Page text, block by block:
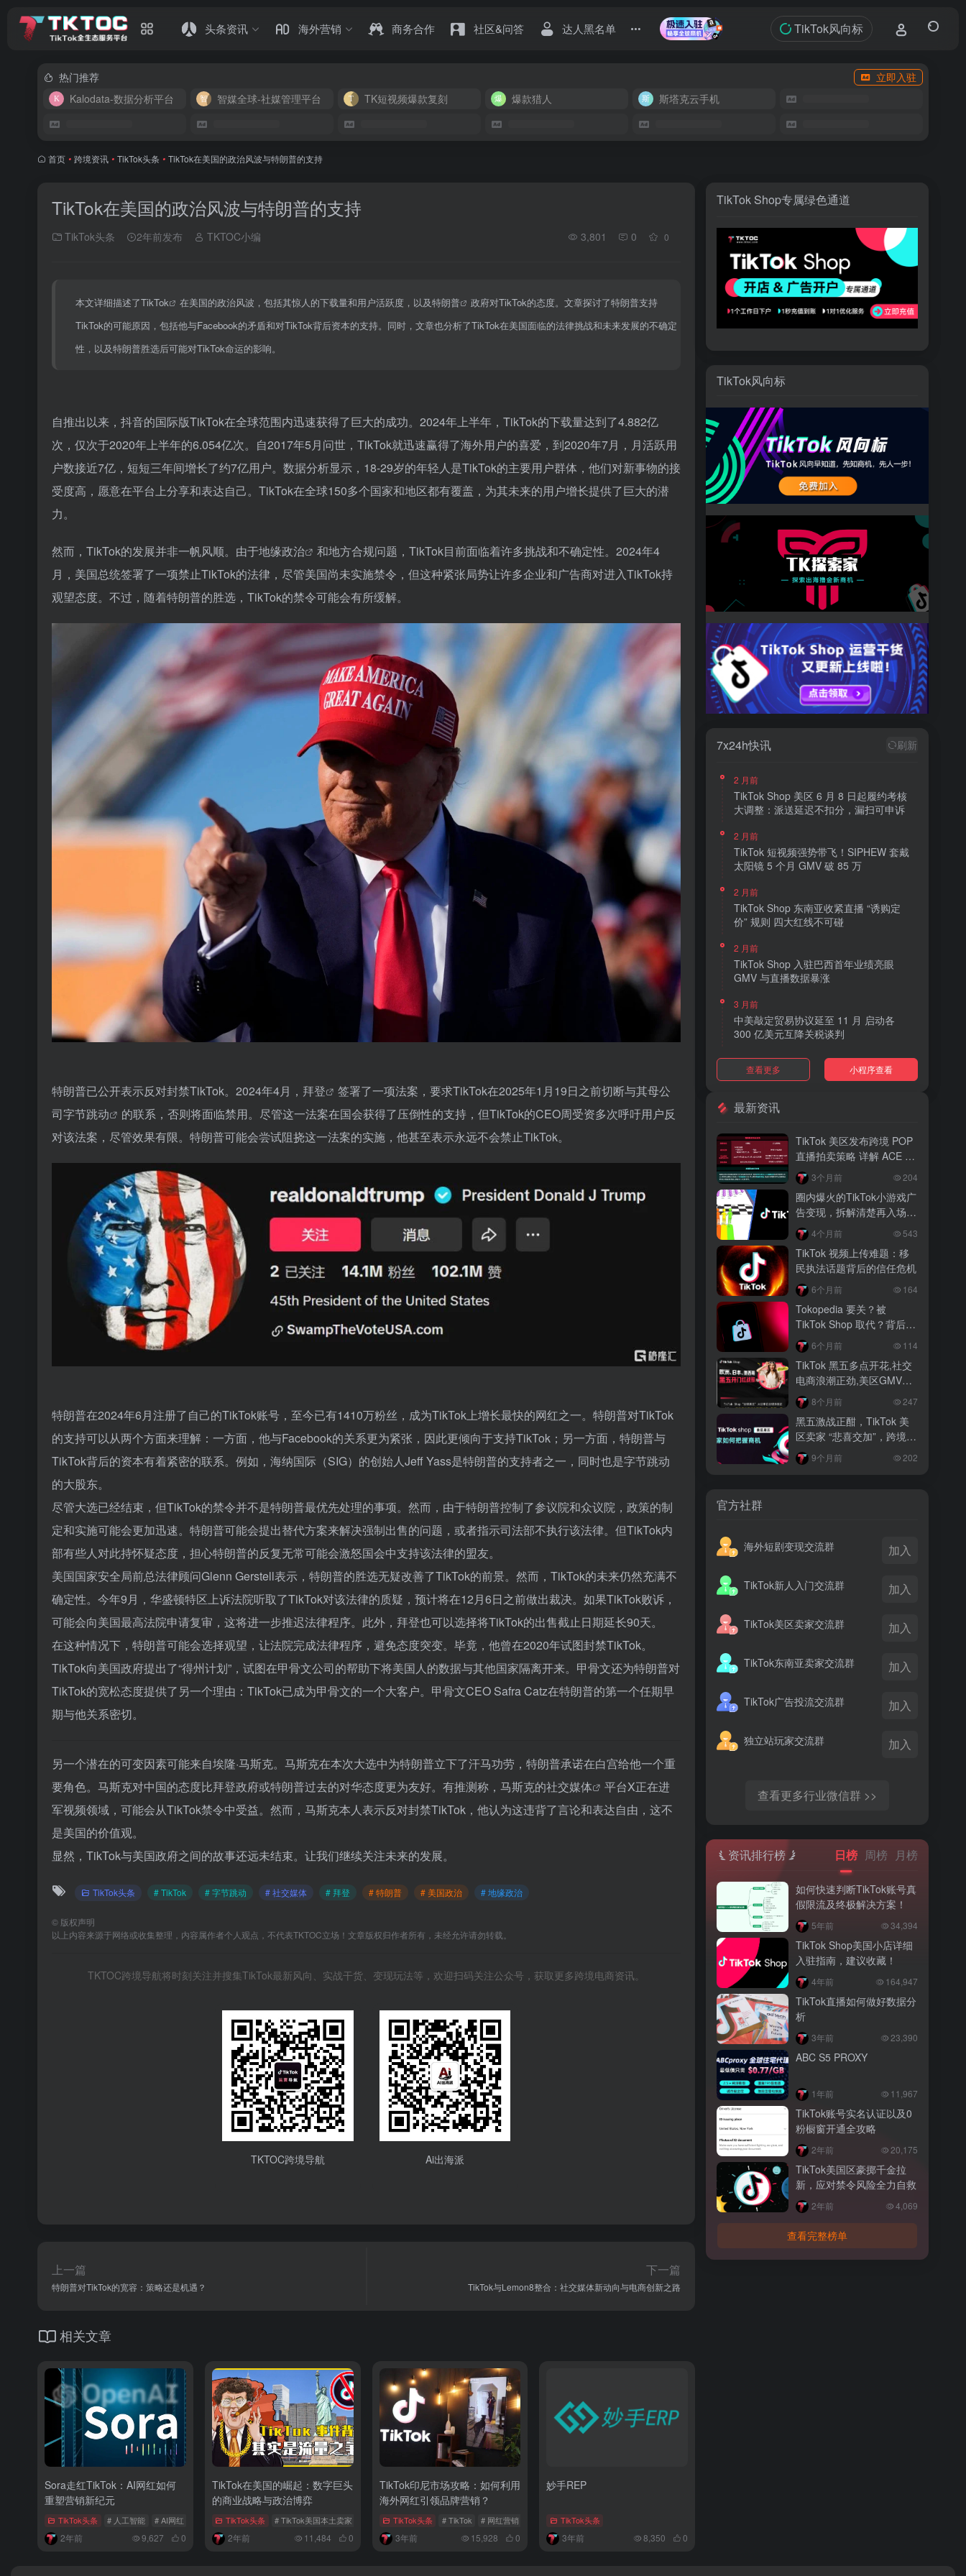
头条资讯 海外营销 商务合作 社区&问答 达人黑名单 TikTok风向标
热门推荐
立即入驻
Kalodata-数据分析平台
智媒全球-社媒管理平台 TK短视频爆款复刻 爆款猎人 斯塔克云手机
首页 • 跨境资讯 • TikTok头条 • TikTok在美国的政治风波与特朗普的支持
TikTok在美国的政治风波与特朗普的支持
TikTok头条 2年前发布 TKTOC小编 3,801 0 0
本文详细描述了TikTok 在美国的政治风波，包括其惊人的下载量和用户活跃度，以及特朗普
政府对TikTok的态度。文章探讨了特朗普支持
TikTok的可能原因，包括他与Facebook的矛盾和对TikTok背后资本的支持。同时，文章也分析了TikTok在美国面临的法律挑战和未来发展的不确定
性，以及特朗普胜选后可能对TikTok命运的影响。
自推出以来，抖音的国际版TikTok在全球范围内迅速获得了巨大的成功。2024年上半年，TikTok的下载量达到了4.882亿
次，仅次于2020年上半年的6.054亿次。自2017年5月问世，TikTok就迅速赢得了海外用户的喜爱，到2020年7月，月活跃用
户数接近7亿，短短三年间增长了约7亿用户。数据分析显示，18-29岁的年轻人是TikTok的主要用户群体，他们对新事物的接
受度高，愿意在平台上分享和表达自己。TikTok在全球150多个国家和地区都有覆盖，为其未来的用户增长提供了巨大的潜
力。
然而，TikTok的发展并非一帆风顺。由于地缘政治
和地方合规问题，TikTok目前面临着许多挑战和不确定性。2024年4
月，美国总统签署了一项禁止TikTok的法律，尽管美国尚未实施禁令，但这种紧张局势让许多企业和广告商对进入TikTok持
观望态度。不过，随着特朗普的胜选，TikTok的禁令可能会有所缓解。
特朗普已公开表示反对封禁TikTok。2024年4月， 拜登
签署了一项法案，要求TikTok在2025年1月19日之前切断与其母公
司字节跳动
的联系，否则将面临禁用。尽管这一法案在国会获得了压倒性的支持，但TikTok的CEO周受资多次呼吁用户反
对该法案，尽管效果有限。特朗普可能会尝试阻挠这一法案的实施，他甚至表示永远不会禁止TikTok。
特朗普在2024年6月注册了自己的TikTok账号，至今已有1410万粉丝，成为TikTok上增长最快的网红之一。特朗普对TikTok
的支持可以从两个方面来理解：一方面，他与Facebook的关系更为紧张，因此更倾向于支持TikTok；另一方面，特朗普与
TikTok背后的资本有着紧密的联系。例如，海纳国际（SIG）的创始人Jeff Yass是特朗普的支持者之一，同时也是字节跳动
的大股东。
尽管大选已经结束，但TikTok的禁令并不是特朗普最优先处理的事项。然而，由于特朗普控制了参议院和众议院，政策的制
定和实施可能会更加迅速。特朗普可能会提出替代方案来解决强制出售的问题，或者指示司法部不执行该法律。但TikTok内
部有些人对此持怀疑态度，担心特朗普的反复无常可能会激怒国会中支持该法律的盟友。
美国国家安全局前总法律顾问Glenn Gerstell表示，特朗普的胜选无疑改善了TikTok的前景。然而，TikTok的未来仍然充满不
确定性。今年9月，华盛顿特区上诉法院听取了TikTok对该法律的质疑，预计将在12月6日之前做出裁决。如果TikTok败诉，
可能会向美国最高法院申请复审，这将进一步推迟法律程序。此外，拜登也可以选择将TikTok的出售截止日期延长90天。
在这种情况下，特朗普可能会选择观望，让法院完成法律程序，避免态度突变。毕竟，他曾在2020年试图封禁TikTok。
TikTok向美国政府提出了“得州计划”，试图在甲骨文公司的帮助下将美国人的数据与其他国家隔离开来。甲骨文还为特朗普对
TikTok的宽松态度提供了另一个理由：TikTok已成为甲骨文的一个大客户。甲骨文CEO Safra Catz在特朗普的第一个任期早
期与他关系密切。
另一个潜在的可变因素可能来自埃隆·马斯克。马斯克在本次大选中为特朗普立下了汗马功劳，特朗普承诺在白宫给他一个重
要角色。马斯克对中国的态度比拜登政府或特朗普过去的对华态度更为友好。有推测称，马斯克的社交媒体
平台X正在进
军视频领域，可能会从TikTok禁令中受益。然而，马斯克本人表示反对封禁TikTok，他认为这违背了言论和表达自由，这不
是美国的价值观。
显然，TikTok与美国政府之间的故事还远未结束。让我们继续关注未来的发展。
TikTok头条 # TikTok # 字节跳动 # 社交媒体 # 拜登 # 特朗普 # 美国政治 # 地缘政治
© 版权声明
以上内容来源于网络或收集整理，内容属作者个人观点，不代表TKTOC立场！文章版权归作者所有，未经允许请勿转载。
TKTOC跨境导航将时刻关注并搜集TikTok最新风向、实战干货、变现玩法等，欢迎扫码关注公众号，获取更多跨境电商资讯。
TKTOC跨境导航 Ai出海派
上一篇
特朗普对TikTok的宽容：策略还是机遇？
下一篇
TikTok与Lemon8整合：社交媒体新动向与电商创新之路
相关文章
Sora走红TikTok：AI网红如何
重塑营销新纪元
TikTok头条 # 人工智能 # AI网红 # AI网红时代
2年前 9,627 0
TikTok在美国的崛起：数字巨头
的商业战略与政治博弈
TikTok头条 # TikTok美国本土卖家 # 政治博弈 # TikTok事件背后
2年前 11,484 0
TikTok印尼市场攻略：如何利用
海外网红引领品牌营销？
TikTok头条 # TikTok # 网红营销 # 数据分析工具
3年前 15,928 0
妙手REP
TikTok头条
3年前 8,350 0
TikTok Shop专属绿色通道
TikTok风向标
7x24h快讯 刷新
2 月前
TikTok Shop 美区 6 月 8 日起履约考核
大调整：派送延迟不扣分，漏扫可申诉
2 月前
TikTok 短视频强势带飞！SIPHEW 套戴
太阳镜 5 个月 GMV 破 85 万
2 月前
TikTok Shop 东南亚收紧直播 “诱购定
价” 规则 四大红线不可碰
2 月前
TikTok Shop 入驻巴西首年业绩亮眼
GMV 与直播数据暴涨
3 月前
中美敲定贸易协议延至 11 月 启动各
300 亿美元互降关税谈判
3 月前
TikTok Shop 上线 “三日达” 标签 履约
3 月前
AI 购物代理化趋势明显 30% 美国消费
者接受 AI 代下单
3 月前
TikTok Shop 爱尔兰全面开放入驻 本土
品牌可零门槛开店
3 月前
音乐节降噪耳塞风靡欧美 DTC 品牌单日
营收突破 200 万元
3 月前
越南监管出手核查Shopee、TikTok
Shop涨价行为，佣金调整遭调查
3 月前
TikTok Shop 印尼推出出海项目 助力本
土品牌开拓东南亚市场
3 月前
TikTok Shop 英美周榜出炉 美妆家居成
两大热销主力
查看更多 小程序查看
最新资讯
TikTok 美区发布跨境 POP
直播拍卖策略 详解 ACE 选
品与三大拍卖机制
3个月前 204
圈内爆火的TikTok小游戏广
告变现，拆解清楚再入场，
别盲目跟风
4个月前 543
TikTok 视频上传难题：移
民执法话题背后的信任危机
6个月前 164
Tokopedia 要关？被
TikTok Shop 取代？背后真
相大揭秘！
6个月前 114
TikTok 黑五多点开花,社交
电商浪潮正劲,美区GMV突
破35亿8个月前 247
黑五激战正酣，TikTok 美
区卖家 “悲喜交加”，跨境电
商路在何方？
9个月前 202
官方社群
海外短剧变现交流群 加入
TikTok新人入门交流群 加入
TikTok美区卖家交流群 加入
TikTok东南亚卖家交流群 加入
TikTok广告投流交流群 加入
独立站玩家交流群 加入
查看更多行业微信群 >>
资讯排行榜 日榜 周榜 月榜
如何快速判断TikTok账号真
假限流及终极解决方案！
5年前 34,394
TikTok Shop美国小店详细
入驻指南，建议收藏！
4年前 164,947
TikTok直播如何做好数据分
析
3年前 23,390
ABC S5 PROXY
1年前 11,967
TikTok账号实名认证以及0
粉橱窗开通全攻略
2年前 20,175
TikTok美国区豪掷千金拉
新，应对禁令风险全力自救
2年前 4,069
查看完整榜单